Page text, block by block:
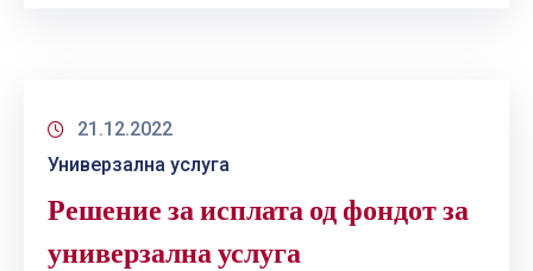
21.12.2022
Универзална услуга
Решение за исплата од фондот за
универзална услуга